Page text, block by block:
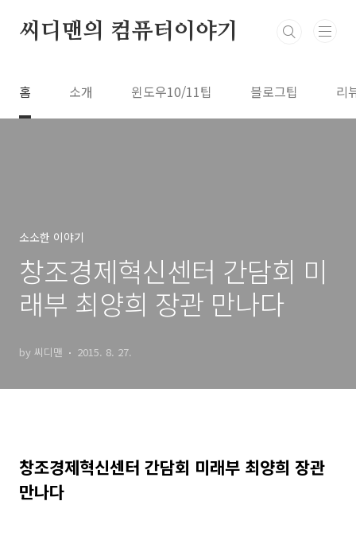
씨디맨의 컴퓨터이야기
홈 소개 윈도우10/11팁 블로그팁 리
소소한 이야기
창조경제혁신센터 간담회 미
래부 최양희 장관 만나다
by 씨디맨 2015. 8. 27.
창조경제혁신센터 간담회 미래부 최양희 장관
만나다